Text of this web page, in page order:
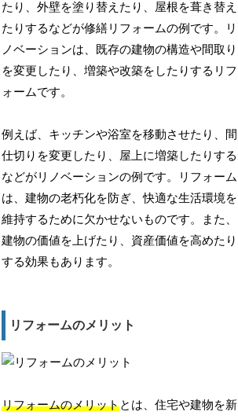
たり、外壁を塗り替えたり、屋根を葺き替え
たりするなどが修繕リフォームの例です。リ
ノベーションは、既存の建物の構造や間取り
を変更したり、増築や改築をしたりするリフ
ォームです。
例えば、キッチンや浴室を移動させたり、間
仕切りを変更したり、屋上に増築したりする
などがリノベーションの例です。リフォーム
は、建物の老朽化を防ぎ、快適な生活環境を
維持するために欠かせないものです。また、
建物の価値を上げたり、資産価値を高めたり
する効果もあります。
リフォームのメリット
リフォームのメリットとは、住宅や建物を新